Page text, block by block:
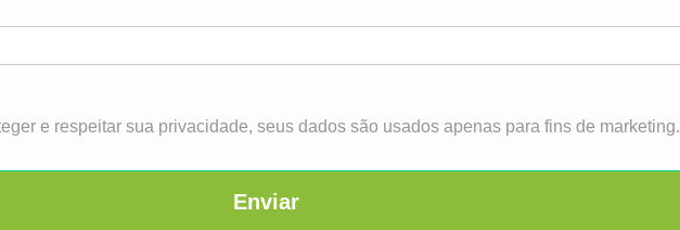
e respeitar sua privacidade, seus dados são usados apenas para fins de marketing.
Enviar